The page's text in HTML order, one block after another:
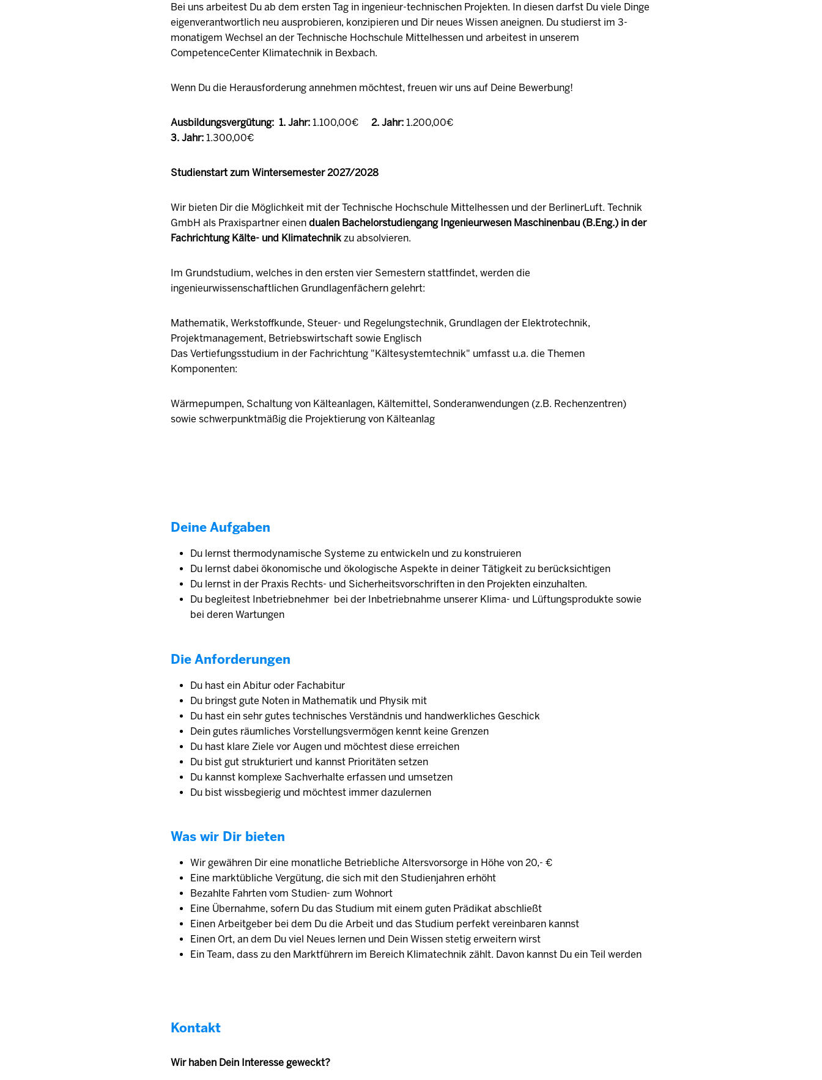
Bei uns arbeitest Du ab dem ersten Tag in ingenieur-technischen Projekten. In diesen darfst Du viele Dinge
eigenverantwortlich neu ausprobieren, konzipieren und Dir neues Wissen aneignen. Du studierst im 3-
monatigem Wechsel an der Technische Hochschule Mittelhessen und arbeitest in unserem
CompetenceCenter Klimatechnik in Bexbach.
Wenn Du die Herausforderung annehmen möchtest, freuen wir uns auf Deine Bewerbung!
Ausbildungsvergütung: 1. Jahr: 1.100,00€ 2. Jahr: 1.200,00€
3. Jahr: 1.300,00€
Studienstart zum Wintersemester 2027/2028
Wir bieten Dir die Möglichkeit mit der Technische Hochschule Mittelhessen und der BerlinerLuft. Technik
GmbH als Praxispartner einen dualen Bachelorstudiengang Ingenieurwesen Maschinenbau (B.Eng.) in der
Fachrichtung Kälte- und Klimatechnik zu absolvieren.
Im Grundstudium, welches in den ersten vier Semestern stattfindet, werden die
ingenieurwissenschaftlichen Grundlagenfächern gelehrt:
Mathematik, Werkstoffkunde, Steuer- und Regelungstechnik, Grundlagen der Elektrotechnik,
Projektmanagement, Betriebswirtschaft sowie Englisch
Das Vertiefungsstudium in der Fachrichtung "Kältesystemtechnik" umfasst u.a. die Themen
Komponenten:
Wärmepumpen, Schaltung von Kälteanlagen, Kältemittel, Sonderanwendungen (z.B. Rechenzentren)
sowie schwerpunktmäßig die Projektierung von Kälteanlag
Deine Aufgaben
Du lernst thermodynamische Systeme zu entwickeln und zu konstruieren
Du lernst dabei ökonomische und ökologische Aspekte in deiner Tätigkeit zu berücksichtigen
Du lernst in der Praxis Rechts- und Sicherheitsvorschriften in den Projekten einzuhalten.
Du begleitest Inbetriebnehmer bei der Inbetriebnahme unserer Klima- und Lüftungsprodukte sowie
bei deren Wartungen
Die Anforderungen
Du hast ein Abitur oder Fachabitur
Du bringst gute Noten in Mathematik und Physik mit
Du hast ein sehr gutes technisches Verständnis und handwerkliches Geschick
Dein gutes räumliches Vorstellungsvermögen kennt keine Grenzen
Du hast klare Ziele vor Augen und möchtest diese erreichen
Du bist gut strukturiert und kannst Prioritäten setzen
Du kannst komplexe Sachverhalte erfassen und umsetzen
Du bist wissbegierig und möchtest immer dazulernen
Was wir Dir bieten
Wir gewähren Dir eine monatliche Betriebliche Altersvorsorge in Höhe von 20,- €
Eine marktübliche Vergütung, die sich mit den Studienjahren erhöht
Bezahlte Fahrten vom Studien- zum Wohnort
Eine Übernahme, sofern Du das Studium mit einem guten Prädikat abschließt
Einen Arbeitgeber bei dem Du die Arbeit und das Studium perfekt vereinbaren kannst
Einen Ort, an dem Du viel Neues lernen und Dein Wissen stetig erweitern wirst
Ein Team, dass zu den Marktführern im Bereich Klimatechnik zählt. Davon kannst Du ein Teil werden
Kontakt
Wir haben Dein Interesse geweckt?